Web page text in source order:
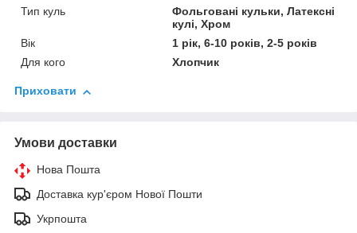
Тип куль
Фольговані кульки, Латексні
кулі, Хром
Вік
1 рік, 6-10 років, 2-5 років
Для кого
Хлопчик
Приховати
Умови доставки
Нова Пошта
Доставка кур'єром Нової Пошти
Укрпошта